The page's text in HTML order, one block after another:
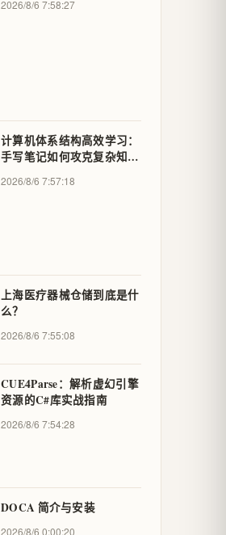
2026/8/6 7:58:27
计算机体系结构高效学习：
手写笔记如何攻克复杂知识
2026/8/6 7:57:18
上海医疗器械仓储到底是什
么？
2026/8/6 7:55:08
CUE4Parse：解析虚幻引擎
资源的C#库实战指南
2026/8/6 7:54:28
DOCA 简介与安装
2026/8/6 0:00:20